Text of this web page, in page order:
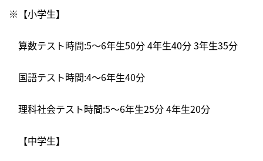
※【小学生】
算数テスト時間:5〜6年生50分 4年生40分 3年生35分
国語テスト時間:4〜6年生40分
理科社会テスト時間:5〜6年生25分 4年生20分
【中学生】